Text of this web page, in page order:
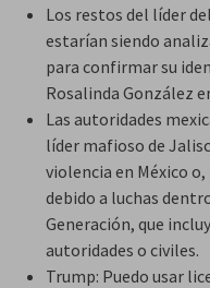
Los restos del líder
estarían siendo
para confirmar su
Rosalinda González
Las autoridades
líder mafioso de
violencia en México
debido a luchas
Generación, que
autoridades o civiles.
Trump: Puedo usar